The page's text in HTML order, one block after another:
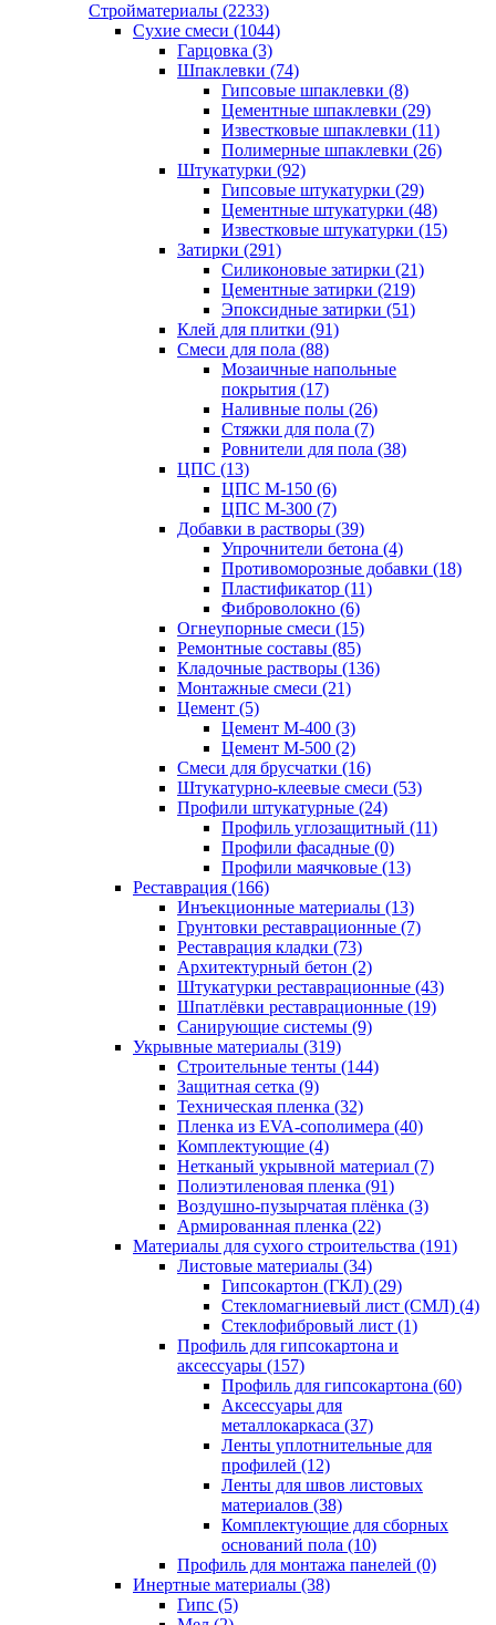
Стройматериалы (2233)
Сухие смеси (1044)
Гарцовка (3)
Шпаклевки (74)
Гипсовые шпаклевки (8)
Цементные шпаклевки (29)
Известковые шпаклевки (11)
Полимерные шпаклевки (26)
Штукатурки (92)
Гипсовые штукатурки (29)
Цементные штукатурки (48)
Известковые штукатурки (15)
Затирки (291)
Силиконовые затирки (21)
Цементные затирки (219)
Эпоксидные затирки (51)
Клей для плитки (91)
Смеси для пола (88)
Мозаичные напольные
покрытия (17)
Наливные полы (26)
Стяжки для пола (7)
Ровнители для пола (38)
ЦПС (13)
ЦПС М-150 (6)
ЦПС М-300 (7)
Добавки в растворы (39)
Упрочнители бетона (4)
Противоморозные добавки (18)
Пластификатор (11)
Фиброволокно (6)
Огнеупорные смеси (15)
Ремонтные составы (85)
Кладочные растворы (136)
Монтажные смеси (21)
Цемент (5)
Цемент М-400 (3)
Цемент М-500 (2)
Смеси для брусчатки (16)
Штукатурно-клеевые смеси (53)
Профили штукатурные (24)
Профиль углозащитный (11)
Профили фасадные (0)
Профили маячковые (13)
Реставрация (166)
Инъекционные материалы (13)
Грунтовки реставрационные (7)
Реставрация кладки (73)
Архитектурный бетон (2)
Штукатурки реставрационные (43)
Шпатлёвки реставрационные (19)
Санирующие системы (9)
Укрывные материалы (319)
Строительные тенты (144)
Защитная сетка (9)
Техническая пленка (32)
Пленка из EVA-сополимера (40)
Комплектующие (4)
Нетканый укрывной материал (7)
Полиэтиленовая пленка (91)
Воздушно-пузырчатая плёнка (3)
Армированная пленка (22)
Материалы для сухого строительства (191)
Листовые материалы (34)
Гипсокартон (ГКЛ) (29)
Стекломагниевый лист (СМЛ) (4)
Cтеклофибровый лист (1)
Профиль для гипсокартона и
аксессуары (157)
Профиль для гипсокартона (60)
Аксессуары для
металлокаркаса (37)
Ленты уплотнительные для
профилей (12)
Ленты для швов листовых
материалов (38)
Комплектующие для сборных
оснований пола (10)
Профиль для монтажа панелей (0)
Инертные материалы (38)
Гипс (5)